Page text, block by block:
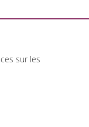
sur les